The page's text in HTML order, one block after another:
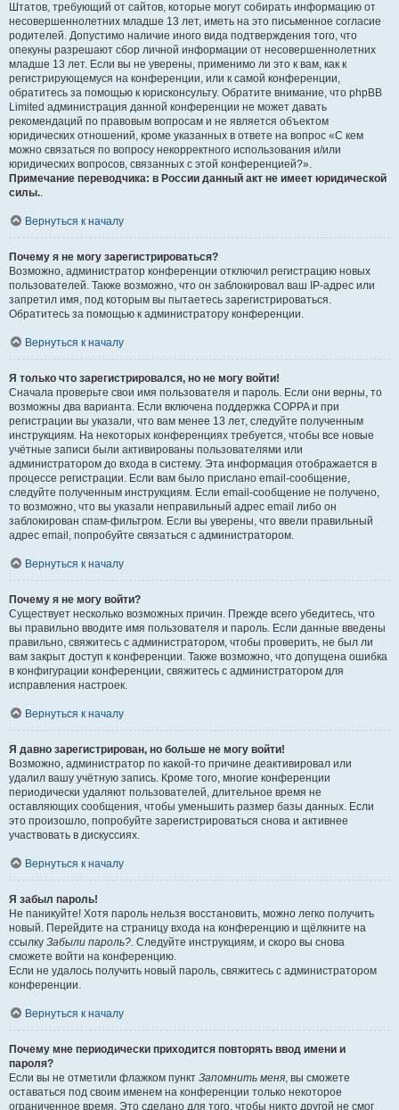
Штатов, требующий от сайтов, которые могут собирать информацию от
несовершеннолетних младше 13 лет, иметь на это письменное согласие
родителей. Допустимо наличие иного вида подтверждения того, что
опекуны разрешают сбор личной информации от несовершеннолетних
младше 13 лет. Если вы не уверены, применимо ли это к вам, как к
регистрирующемуся на конференции, или к самой конференции,
обратитесь за помощью к юрисконсульту. Обратите внимание, что phpBB
Limited администрация данной конференции не может давать
рекомендаций по правовым вопросам и не является объектом
юридических отношений, кроме указанных в ответе на вопрос «С кем
можно связаться по вопросу некорректного использования и/или
юридических вопросов, связанных с этой конференцией?».
Примечание переводчика: в России данный акт не имеет юридической
силы..
Вернуться к началу
Почему я не могу зарегистрироваться?
Возможно, администратор конференции отключил регистрацию новых
пользователей. Также возможно, что он заблокировал ваш IP-адрес или
запретил имя, под которым вы пытаетесь зарегистрироваться.
Обратитесь за помощью к администратору конференции.
Вернуться к началу
Я только что зарегистрировался, но не могу войти!
Сначала проверьте свои имя пользователя и пароль. Если они верны, то
возможны два варианта. Если включена поддержка COPPA и при
регистрации вы указали, что вам менее 13 лет, следуйте полученным
инструкциям. На некоторых конференциях требуется, чтобы все новые
учётные записи были активированы пользователями или
администратором до входа в систему. Эта информация отображается в
процессе регистрации. Если вам было прислано email-сообщение,
следуйте полученным инструкциям. Если email-сообщение не получено,
то возможно, что вы указали неправильный адрес email либо он
заблокирован спам-фильтром. Если вы уверены, что ввели правильный
адрес email, попробуйте связаться с администратором.
Вернуться к началу
Почему я не могу войти?
Существует несколько возможных причин. Прежде всего убедитесь, что
вы правильно вводите имя пользователя и пароль. Если данные введены
правильно, свяжитесь с администратором, чтобы проверить, не был ли
вам закрыт доступ к конференции. Также возможно, что допущена ошибка
в конфигурации конференции, свяжитесь с администратором для
исправления настроек.
Вернуться к началу
Я давно зарегистрирован, но больше не могу войти!
Возможно, администратор по какой-то причине деактивировал или
удалил вашу учётную запись. Кроме того, многие конференции
периодически удаляют пользователей, длительное время не
оставляющих сообщения, чтобы уменьшить размер базы данных. Если
это произошло, попробуйте зарегистрироваться снова и активнее
участвовать в дискуссиях.
Вернуться к началу
Я забыл пароль!
Не паникуйте! Хотя пароль нельзя восстановить, можно легко получить
новый. Перейдите на страницу входа на конференцию и щёлкните на
ссылку Забыли пароль?. Следуйте инструкциям, и скоро вы снова
сможете войти на конференцию.
Если не удалось получить новый пароль, свяжитесь с администратором
конференции.
Вернуться к началу
Почему мне периодически приходится повторять ввод имени и
пароля?
Если вы не отметили флажком пункт Запомнить меня, вы сможете
оставаться под своим именем на конференции только некоторое
ограниченное время. Это сделано для того, чтобы никто другой не смог